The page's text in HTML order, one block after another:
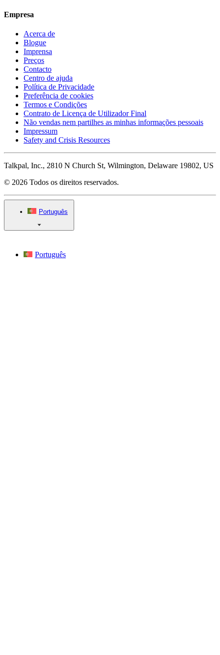
Empresa
Acerca de
Blogue
Imprensa
Preços
Contacto
Centro de ajuda
Política de Privacidade
Preferência de cookies
Termos e Condições
Contrato de Licença de Utilizador Final
Não vendas nem partilhes as minhas informações pessoais
Impressum
Safety and Crisis Resources
Talkpal, Inc., 2810 N Church St, Wilmington, Delaware 19802, US
© 2026 Todos os direitos reservados.
Português
Português